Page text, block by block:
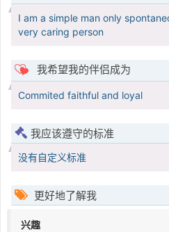
I am a simple man only
very caring person
我希望我的伴侣成为
Commited faithful and loyal
我应该遵守的标准
没有自定义标准
更好地了解我
兴趣